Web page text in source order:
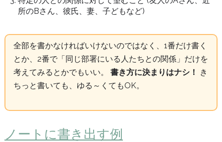
所のBさん、彼氏、妻、子どもなど)
全部を書かなければいけないのではなく、1番だけ書く
とか、2番で「同じ部署にいる人たちとの関係」だけを
考えてみるとかでもいい。 書き方に決まりはナシ！
き
ちっと書いても、ゆる～くてもOK。
ノートに書き出す例